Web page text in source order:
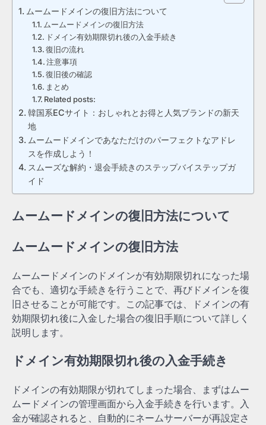
ムームードメインの復旧方法について
ムームードメインの復旧方法
ドメイン有効期限切れ後の入金手続き
復旧の流れ
注意事項
復旧後の確認
まとめ
Related posts:
韓国系ECサイト：おしゃれとお得と人気ブランドの新天
地
ムームードメインであなただけのパーフェクトなアドレ
スを作成しよう！
スムーズな解約・退会手続きのステップバイステップガ
イド
ムームードメインの復旧方法について
ムームードメインの復旧方法
ムームードメインのドメインが有効期限切れになった場
合でも、適切な手続きを行うことで、再びドメインを復
旧させることが可能です。この記事では、ドメインの有
効期限切れ後に入金した場合の復旧手順について詳しく
説明します。
ドメイン有効期限切れ後の入金手続き
ドメインの有効期限が切れてしまった場合、まずはムー
ムードメインの管理画面から入金手続きを行います。入
金が確認されると、自動的にネームサーバーが再設定さ